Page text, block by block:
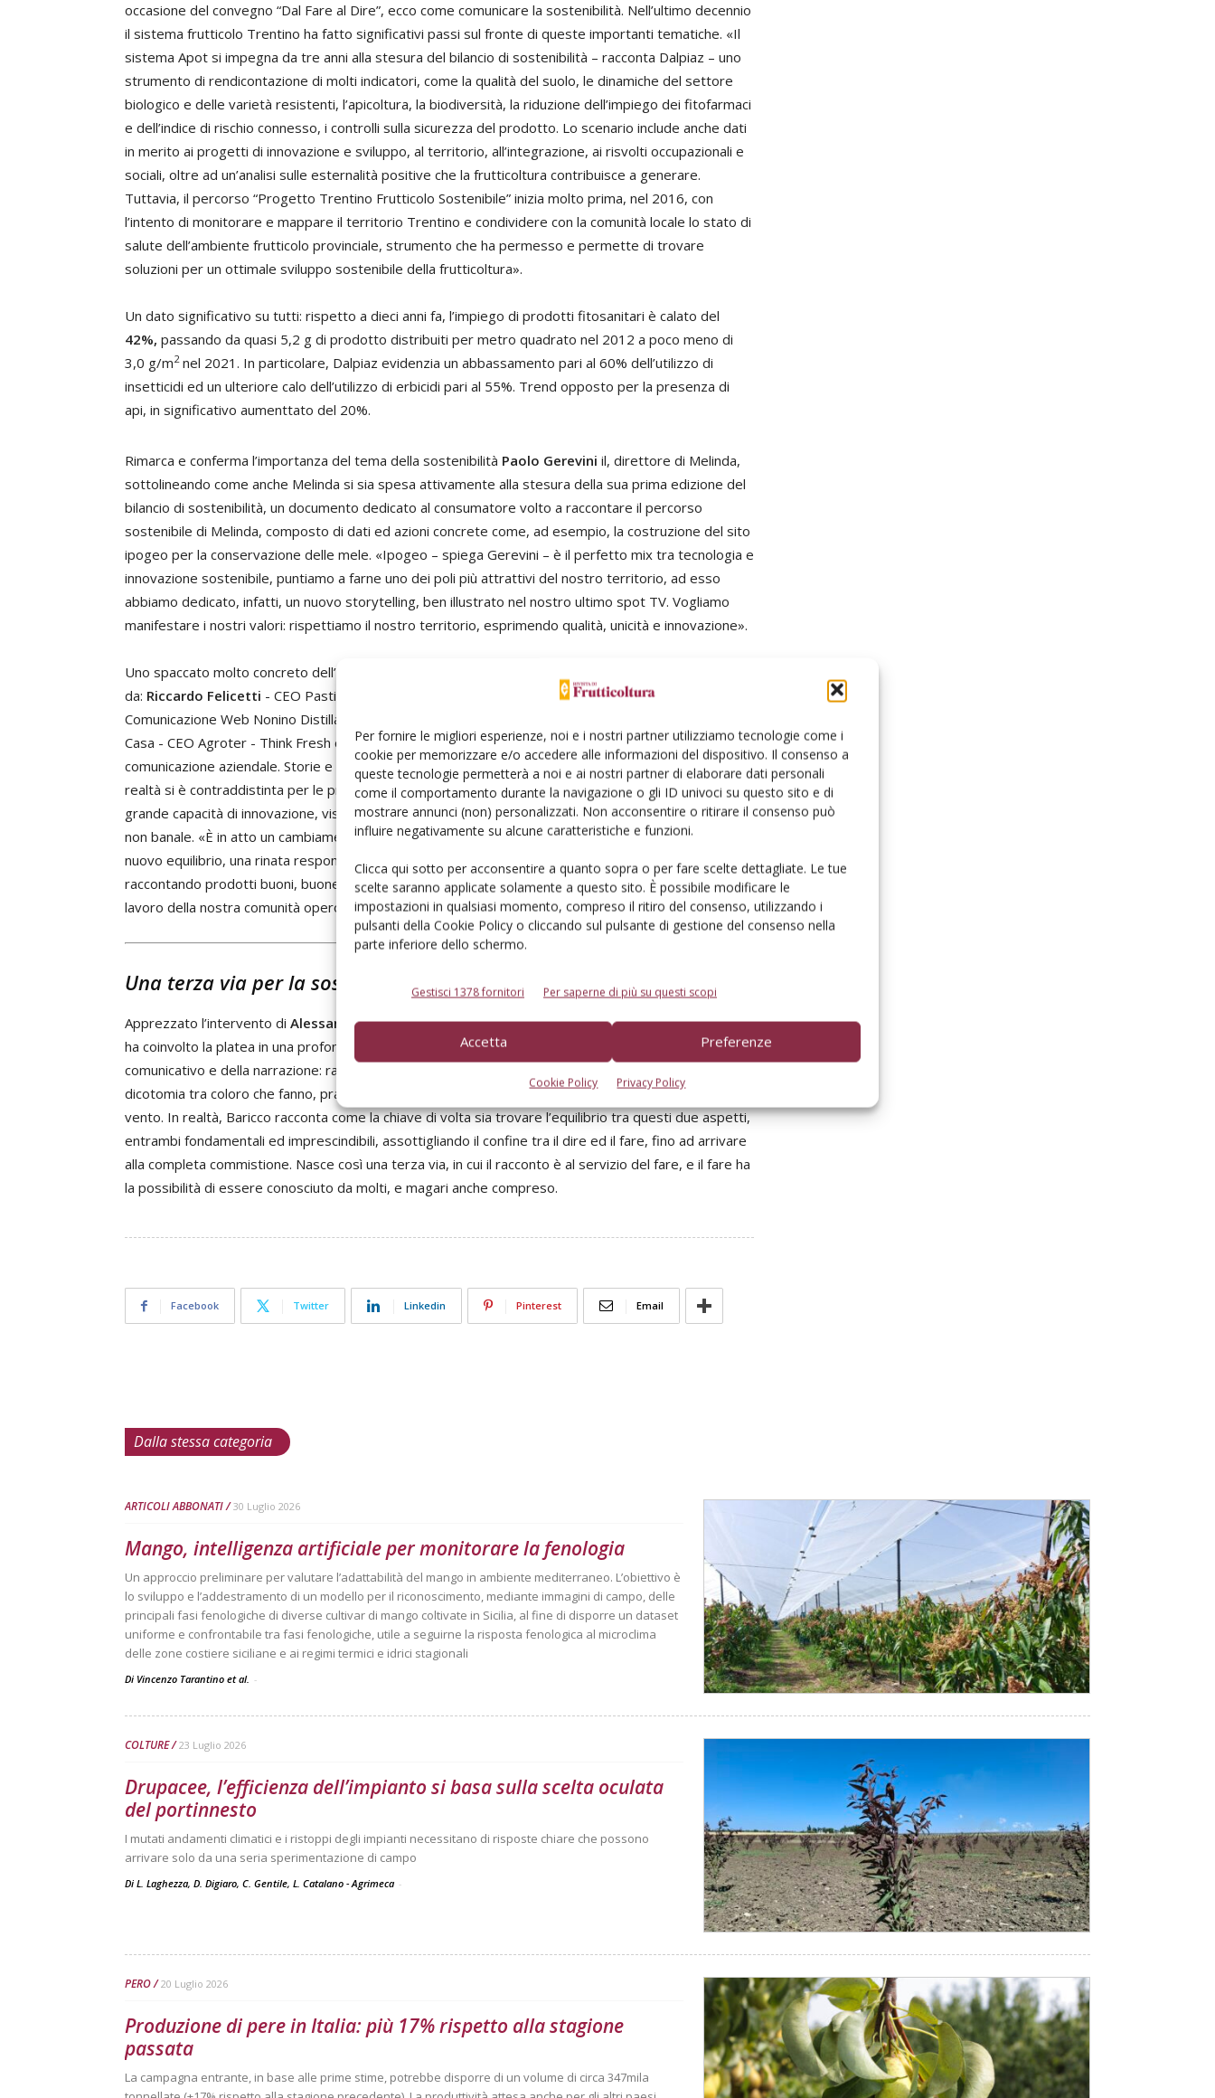
Per fornire le migliori esperienze, noi e i nostri partner utilizziamo tecnologie come i
cookie per memorizzare e/o accedere alle informazioni del dispositivo. Il consenso a
queste tecnologie permetterà a noi e ai nostri partner di elaborare dati personali
come il comportamento durante la navigazione o gli ID univoci su questo sito e di
mostrare annunci (non) personalizzati. Non acconsentire o ritirare il consenso può
influire negativamente su alcune caratteristiche e funzioni.
Clicca qui sotto per acconsentire a quanto sopra o per fare scelte dettagliate. Le tue
scelte saranno applicate solamente a questo sito. È possibile modificare le
impostazioni in qualsiasi momento, compreso il ritiro del consenso, utilizzando i
pulsanti della Cookie Policy o cliccando sul pulsante di gestione del consenso nella
parte inferiore dello schermo.
Gestisci 1378 fornitori Per saperne di più su questi scopi
Accetta Preferenze
Cookie Policy Privacy Policy
occasione del convegno “Dal Fare al Dire”, ecco come comunicare la sostenibilità. Nell’ultimo decennio
il sistema frutticolo Trentino ha fatto significativi passi sul fronte di queste importanti tematiche. «Il
sistema Apot si impegna da tre anni alla stesura del bilancio di sostenibilità – racconta Dalpiaz – uno
strumento di rendicontazione di molti indicatori, come la qualità del suolo, le dinamiche del settore
biologico e delle varietà resistenti, l’apicoltura, la biodiversità, la riduzione dell’impiego dei fitofarmaci
e dell’indice di rischio connesso, i controlli sulla sicurezza del prodotto. Lo scenario include anche dati
in merito ai progetti di innovazione e sviluppo, al territorio, all’integrazione, ai risvolti occupazionali e
sociali, oltre ad un’analisi sulle esternalità positive che la frutticoltura contribuisce a generare.
Tuttavia, il percorso “Progetto Trentino Frutticolo Sostenibile” inizia molto prima, nel 2016, con
l’intento di monitorare e mappare il territorio Trentino e condividere con la comunità locale lo stato di
salute dell’ambiente frutticolo provinciale, strumento che ha permesso e permette di trovare
soluzioni per un ottimale sviluppo sostenibile della frutticoltura».
Un dato significativo su tutti: rispetto a dieci anni fa, l’impiego di prodotti fitosanitari è calato del
42%, passando da quasi 5,2 g di prodotto distribuiti per metro quadrato nel 2012 a poco meno di
3,0 g/m2nel 2021. In particolare, Dalpiaz evidenzia un abbassamento pari al 60% dell’utilizzo di
insetticidi ed un ulteriore calo dell’utilizzo di erbicidi pari al 55%. Trend opposto per la presenza di
api, in significativo aumenttato del 20%.
Rimarca e conferma l’importanza del tema della sostenibilità Paolo Gerevini il, direttore di Melinda,
sottolineando come anche Melinda si sia spesa attivamente alla stesura della sua prima edizione del
bilancio di sostenibilità, un documento dedicato al consumatore volto a raccontare il percorso
sostenibile di Melinda, composto di dati ed azioni concrete come, ad esempio, la costruzione del sito
ipogeo per la conservazione delle mele. «Ipogeo – spiega Gerevini – è il perfetto mix tra tecnologia e
innovazione sostenibile, puntiamo a farne uno dei poli più attrattivi del nostro territorio, ad esso
abbiamo dedicato, infatti, un nuovo storytelling, ben illustrato nel nostro ultimo spot TV. Vogliamo
manifestare i nostri valori: rispettiamo il nostro territorio, esprimendo qualità, unicità e innovazione».
Uno spaccato molto concreto dell’operatività aziendale in conclusione all’evento è stato presentato
da: Riccardo Felicetti - CEO Pastificio Felicetti Spa, Francesca Nonino- Responsabile
Comunicazione Web Nonino Distillatori,
Casa - CEO Agroter - Think Fresh che hanno portato la loro esperienza nell’ambito della
comunicazione aziendale. Storie e mercati completamente differenti, tuttavia ciascuna di queste
realtà si è contraddistinta per le proprie capacità comunicative. Fil rouge di tutte le esperienze è la
grande capacità di innovazione, visione ed il coraggio di focalizzarsi sul racconto in modo semplice ma
non banale. «È in atto un cambiamento epocale – sottolinea Rossini – sarà importante ritrovare un
nuovo equilibrio, una rinata responsabilità. Iniziare un nuovo modo di comunicare è possibile,
raccontando prodotti buoni, buone esperienze. Il nostro racconto dovrà far percepire il valore del
lavoro della nostra comunità operosa».
Una terza via per la sostenibilità
Apprezzato l’intervento di Alessandro Baricco, scrittore, durante l’evento organizzato da APOT che
ha coinvolto la platea in una profonda
dedicata all’importanza del processo
comunicativo e della narrazione: racconta come spesso sussista, o per lo meno sia percepita, una
dicotomia tra coloro che fanno, pratici e concreti, e coloro che comunicano, i seminatori di parole al
vento. In realtà, Baricco racconta come la chiave di volta sia trovare l’equilibrio tra questi due aspetti,
entrambi fondamentali ed imprescindibili, assottigliando il confine tra il dire ed il fare, fino ad arrivare
alla completa commistione. Nasce così una terza via, in cui il racconto è al servizio del fare, e il fare ha
la possibilità di essere conosciuto da molti, e magari anche compreso.
Facebook Twitter Linkedin Pinterest Email
Dalla stessa categoria
ARTICOLI ABBONATI 30 Luglio 2026
Mango, intelligenza artificiale per monitorare la fenologia
Un approccio preliminare per valutare l’adattabilità del mango in ambiente mediterraneo. L’obiettivo è
lo sviluppo e l’addestramento di un modello per il riconoscimento, mediante immagini di campo, delle
principali fasi fenologiche di diverse cultivar di mango coltivate in Sicilia, al fine di disporre un dataset
uniforme e confrontabile tra fasi fenologiche, utile a seguirne la risposta fenologica al microclima
delle zone costiere siciliane e ai regimi termici e idrici stagionali
Di Vincenzo Tarantino et al. -
COLTURE 23 Luglio 2026
Drupacee, l’efficienza dell’impianto si basa sulla scelta oculata
del portinnesto
I mutati andamenti climatici e i ristoppi degli impianti necessitano di risposte chiare che possono
arrivare solo da una seria sperimentazione di campo
Di L. Laghezza, D. Digiaro, C. Gentile, L. Catalano - Agrimeca -
PERO 20 Luglio 2026
Produzione di pere in Italia: più 17% rispetto alla stagione
passata
La campagna entrante, in base alle prime stime, potrebbe disporre di un volume di circa 347mila